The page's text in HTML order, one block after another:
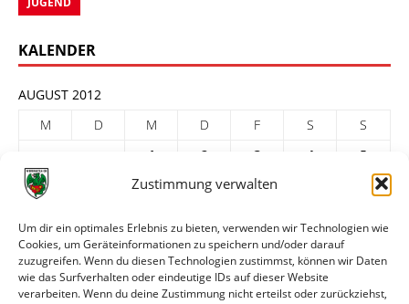
Zustimmung verwalten
Um dir ein optimales Erlebnis zu bieten, verwenden wir Technologien wie
Cookies, um Geräteinformationen zu speichern und/oder darauf
zuzugreifen. Wenn du diesen Technologien zustimmst, können wir Daten
wie das Surfverhalten oder eindeutige IDs auf dieser Website
verarbeiten. Wenn du deine Zustimmung nicht erteilst oder zurückziehst,
KALENDER
AUGUST 2012
M
D M D F S
S
1
2 3 4
5
6
8 9 10
20
21 22 23 24 25
27
28 29 30
31